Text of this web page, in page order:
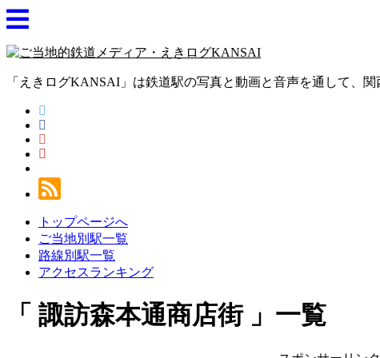
「えきログKANSAI」は鉄道駅の写真と動画と音声を通して、
トップページへ
ご当地別駅一覧
路線別駅一覧
アクセスランキング
諏訪森本通商店街 一覧